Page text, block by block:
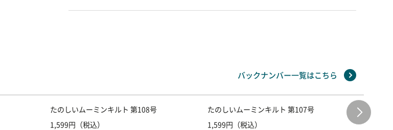
たのしいムーミンキルト 第108号
1,599円（税込）
たのしいムーミンキルト 第107号
1,599円（税込）
たのし
1,599円
バックナンバー一覧はこちら